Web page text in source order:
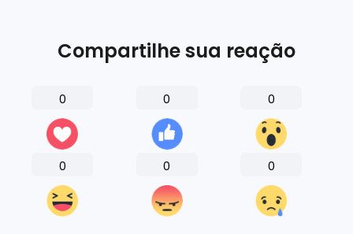
Compartilhe sua reação
0 0 0
0 0 0